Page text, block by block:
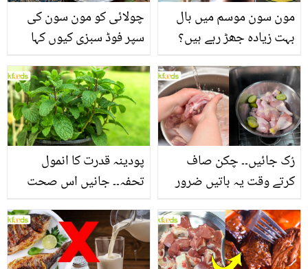
چولائی کو مون سون کی
سپر فوڈ سبزی کیوں کہا
منرلز اور اینٹی آکسیڈنٹس
سے بھرپور اس سبزی کے
فائدے
مون سون موسم میں بال
بہت زیادہ جھڑ رہے ہیں؟
بنانے کے چند قدرتی طریقے
پودینہ قدرت کا انمول
تحفہ۔۔ جانیں اس صحت
انگیز طبی فوائد
رُک جائیں۔۔ چکن صاف
کرتے وقت یہ باتیں ضرور